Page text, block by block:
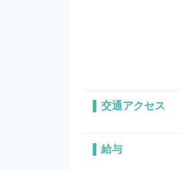
交通アクセス
給与